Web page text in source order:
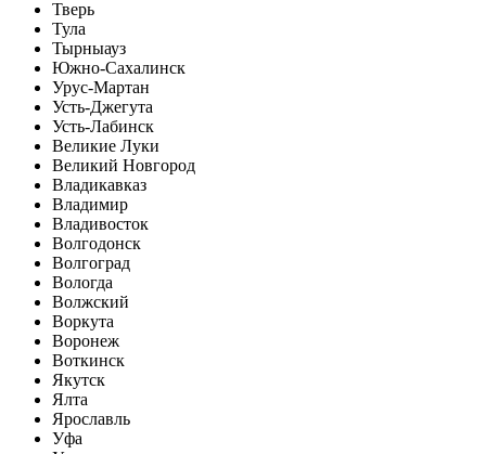
Тверь
Тула
Тырныауз
Южно-Сахалинск
Урус-Мартан
Усть-Джегута
Усть-Лабинск
Великие Луки
Великий Новгород
Владикавказ
Владимир
Владивосток
Волгодонск
Волгоград
Вологда
Волжский
Воркута
Воронеж
Воткинск
Якутск
Ялта
Ярославль
Уфа